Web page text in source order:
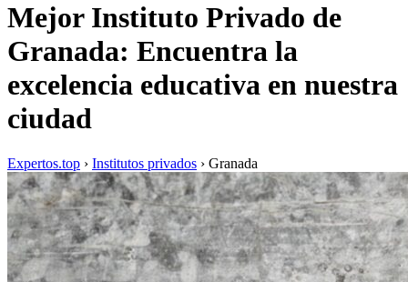
Mejor Instituto Privado de
Granada: Encuentra la
excelencia educativa en nuestra
ciudad
Expertos.top › Institutos privados › Granada